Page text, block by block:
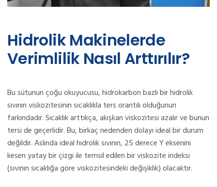
Hidrolik Makinelerde
Verimlilik Nasıl Arttırılır?
Bu sütunun çoğu okuyucusu, hidrokarbon bazlı bir hidrolik
sıvının viskozitesinin sıcaklıkla ters orantılı olduğunun
farkındadır. Sıcaklık arttıkça, akışkan viskozitesi azalır ve bunun
tersi de geçerlidir. Bu, birkaç nedenden dolayı ideal bir durum
değildir. Aslında ideal hidrolik sıvının, 25 derece Y eksenini
kesen yatay bir çizgi ile temsil edilen bir viskozite indeksi
(sıvının sıcaklığa göre viskozitesindeki değişiklik) olacaktır.